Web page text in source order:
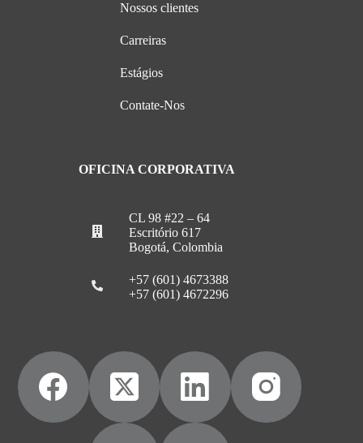
Nossos clientes
Carreiras
Estágios
Contate-Nos
OFICINA CORPORATIVA
CL 98 #22 – 64
Escritório 617
Bogotá, Colombia
+57 (601) 4673388
+57 (601) 4672296